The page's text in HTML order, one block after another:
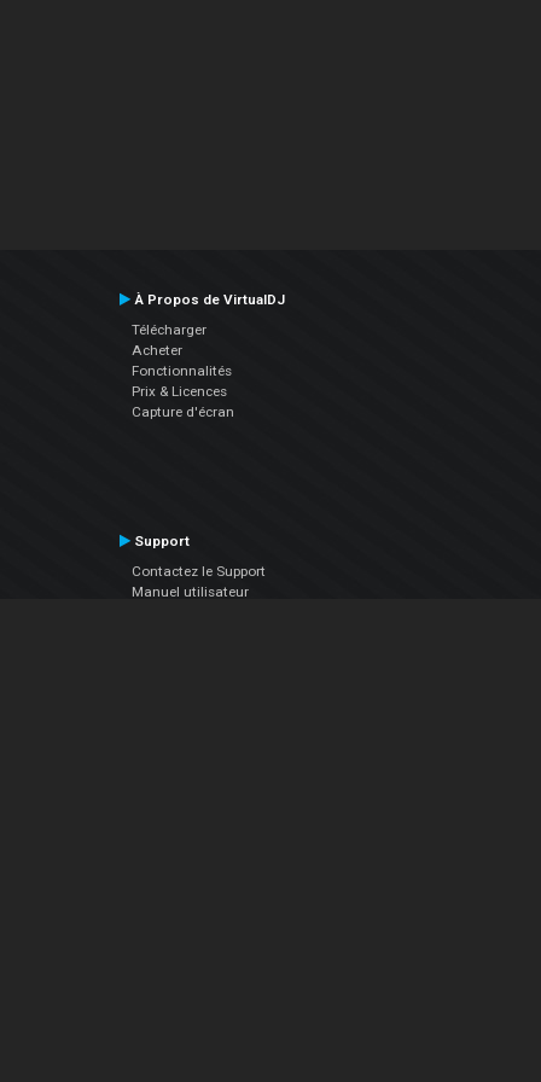
À Propos de VirtualDJ
Télécharger
Acheter
Fonctionnalités
Prix & Licences
Capture d'écran
Support
Contactez le Support
Manuel utilisateur